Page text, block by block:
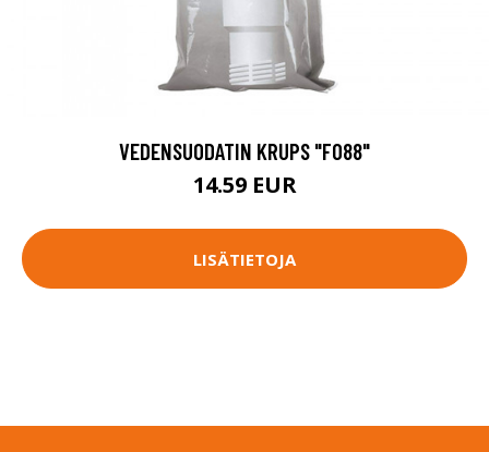
VEDENSUODATIN KRUPS "F088"
14.59 EUR
LISÄTIETOJA